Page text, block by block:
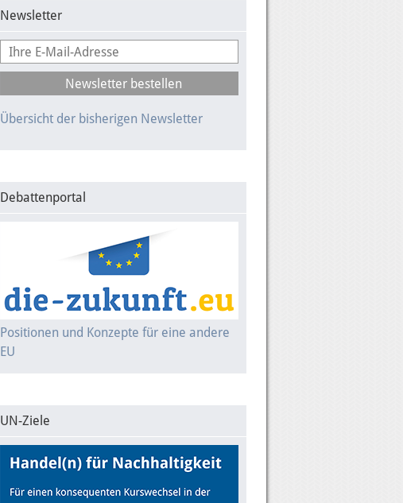
Newsletter
Übersicht der bisherigen Newsletter
Debattenportal
Positionen und Konzepte für eine andere
EU
UN-Ziele